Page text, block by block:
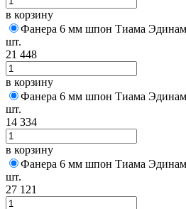
в корзину
Фанера 6 мм шпон Тиама
шт.
21 448
в корзину
Фанера 6 мм шпон Тиама Эдинам
шт.
14 334
в корзину
Фанера 6 мм шпон Тиама
шт.
27 121